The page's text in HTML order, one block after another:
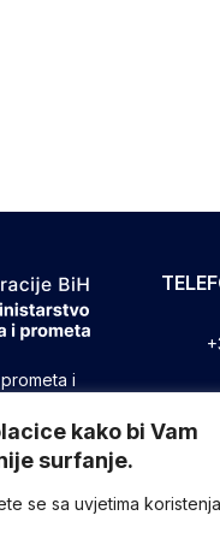
kako bi Vam
surfanje.
se sa uvjetima koristenja
i
zakonom koji
nadležnosti
i